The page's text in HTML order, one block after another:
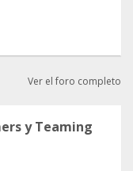
Ver el foro completo
y Teaming